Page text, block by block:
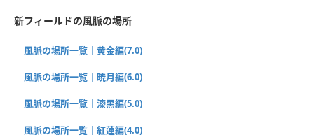
新フィールドの風脈の場所
風脈の場所一覧｜黄金編(7.0)
風脈の場所一覧｜暁月編(6.0)
風脈の場所一覧｜漆黒編(5.0)
風脈の場所一覧｜紅蓮編(4.0)